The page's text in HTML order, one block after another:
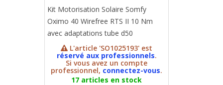
Kit Motorisation Solaire Somfy
Oximo 40 Wirefree RTS II 10 Nm
avec adaptations tube d50
L'article 'SO1025193' est
réservé aux professionnels.
Si vous avez un compte
professionnel, connectez-vous.
17 articles en stock